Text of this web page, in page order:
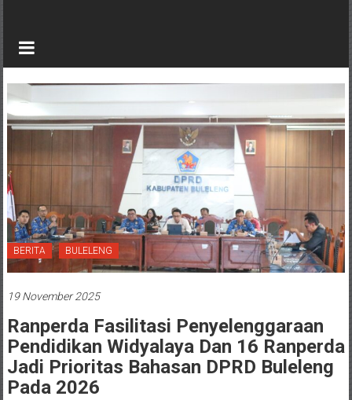
BERITA BULELENG
19 November 2025
Ranperda Fasilitasi Penyelenggaraan
Pendidikan Widyalaya Dan 16 Ranperda
Jadi Prioritas Bahasan DPRD Buleleng
Pada 2026